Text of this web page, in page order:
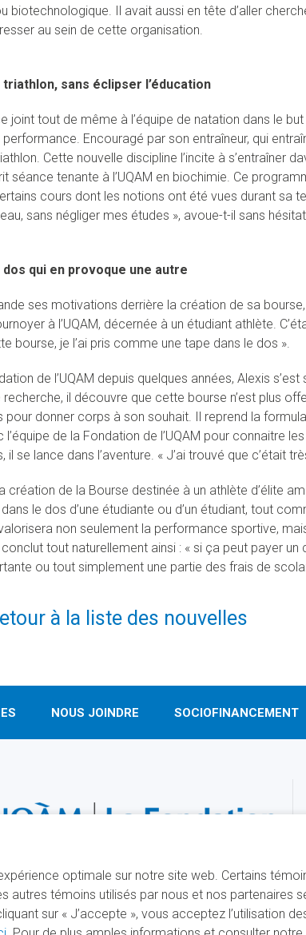
biotechnologique. Il avait aussi en tête d’aller
au sein de cette organisation.
triathlon, sans éclipser l’éducation
joint tout de même à l’équipe de natation dans le
Encouragé par son entraîneur, qui
Cette nouvelle discipline l’incite à s’entraîner
séance tenante à l’UQAM en biochimie. Ce
cours dont les notions ont été vues durant sa
sans négliger mes études », avoue-t-il sans
dos qui en provoque une autre
ses motivations derrière la création de sa
à l’UQAM, décernée à un étudiant athlète.
bourse, je l’ai pris comme une tape dans le dos ».
de l’UQAM depuis quelques années, Alexis
il découvre que cette bourse n’est plus
pour donner corps à son souhait. Il reprend la
de la Fondation de l’UQAM pour connaitre
se lance dans l’aventure. « J’ai trouvé que c’était
création de la Bourse destinée à un athlète d’élite
le dos d’une étudiante ou d’un étudiant, tout
non seulement la performance sportive,
tout naturellement ainsi : « si ça peut payer un
ou tout simplement une partie des frais de
à la liste des nouvelles
NOUS JOINDRE SOCIOFINANCEMENT
optimale sur notre site web. Certains
autres témoins utilisés par nous et nos partenaires
sur « J’accepte », vous acceptez l’utilisation